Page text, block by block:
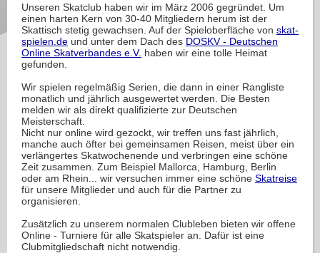
Unseren Skatclub haben wir im März 2006 gegründet. Um
einen harten Kern von 30-40 Mitgliedern herum ist der
Skattisch stetig gewachsen. Auf der Spieloberfläche von skat-
spielen.de und unter dem Dach des DOSKV - Deutschen
Online Skatverbandes e.V. haben wir eine tolle Heimat
gefunden.
Wir spielen regelmäßig Serien, die dann in einer Rangliste
monatlich und jährlich ausgewertet werden. Die Besten
melden wir als direkt qualifizierte zur Deutschen
Meisterschaft.
Nicht nur online wird gezockt, wir treffen uns fast jährlich,
manche auch öfter bei gemeinsamen Reisen, meist über ein
verlängertes Skatwochenende und verbringen eine schöne
Zeit zusammen. Zum Beispiel Mallorca, Hamburg, Berlin
oder am Rhein... wir versuchen immer eine schöne Skatreise
für unsere Mitglieder und auch für die Partner zu
organisieren.
Zusätzlich zu unserem normalen Clubleben bieten wir offene
Online - Turniere für alle Skatspieler an. Dafür ist eine
Clubmitgliedschaft nicht notwendig.